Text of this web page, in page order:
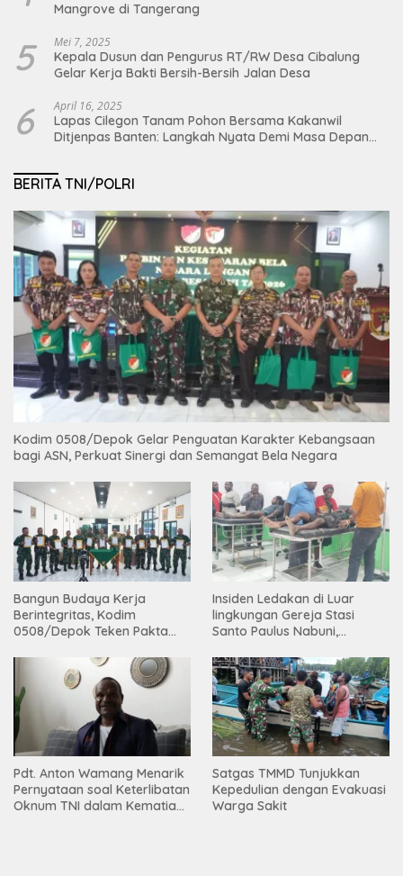
Mangrove di Tangerang
5 Mei 7, 2025
Kepala Dusun dan Pengurus RT/RW Desa Cibalung
Gelar Kerja Bakti Bersih-Bersih Jalan Desa
6 April 16, 2025
Lapas Cilegon Tanam Pohon Bersama Kakanwil
Ditjenpas Banten: Langkah Nyata Demi Masa Depan
BERITA TNI/POLRI
Kodim 0508/Depok Gelar Penguatan Karakter Kebangsaan
bagi ASN, Perkuat Sinergi dan Semangat Bela Negara
Bangun Budaya Kerja
Berintegritas, Kodim
0508/Depok Teken Pakta
Insiden Ledakan di Luar
lingkungan Gereja Stasi
Santo Paulus Nabuni,
Pdt. Anton Wamang Menarik
Pernyataan soal Keterlibatan
Oknum TNI dalam Kematian
Satgas TMMD Tunjukkan
Kepedulian dengan Evakuasi
Warga Sakit